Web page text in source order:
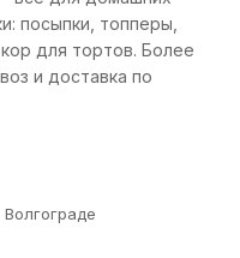
посыпки, топперы,
для тортов. Более
и доставка по